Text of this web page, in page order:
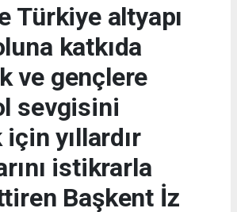
Türkiye altyapı
katkıda
ve gençlere
sevgisini
için yıllardır
istikrarla
Başkent İz